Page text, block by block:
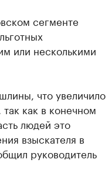
сегменте
или несколькими
что увеличило
как в конечном
людей это
взыскателя в
руководитель